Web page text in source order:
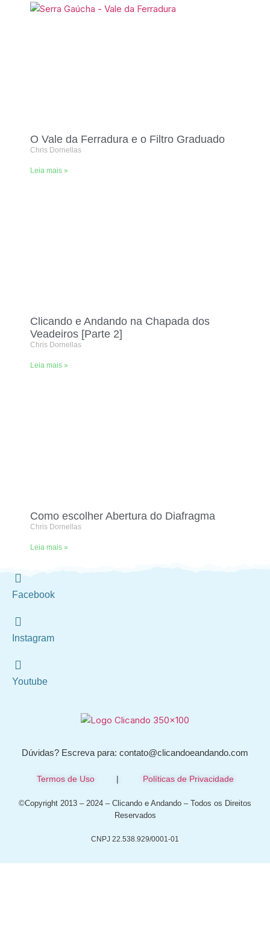
O Vale da Ferradura e o Filtro Graduado
Chris Dornellas
Leia mais »
Clicando e Andando na Chapada dos
Veadeiros [Parte 2]
Chris Dornellas
Leia mais »
Como escolher Abertura do Diafragma
Chris Dornellas
Leia mais »
Facebook
Instagram
Youtube
Dúvidas? Escreva para: contato@clicandoeandando.com
Termos de Uso| Políticas de Privacidade
©Copyright 2013 – 2024 – Clicando e Andando – Todos os Direitos
Reservados
CNPJ 22.538.929/0001-01